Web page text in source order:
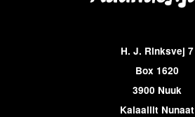
H. J. Rinksvej 7
Box 1620
3900 Nuuk
Kalaallit Nunaat